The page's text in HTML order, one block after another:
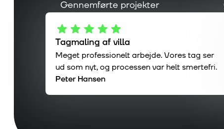
Gennemførte projekter
Tagmaling af villa
Meget professionelt arbejde. Vores tag ser
ud som nyt, og processen var helt smertefri.
Peter Hansen